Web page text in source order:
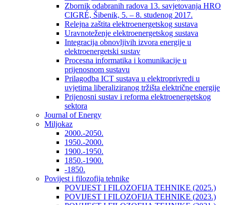
Zbornik odabranih radova 13. savjetovanja HRO
CIGRÉ, Šibenik, 5. – 8. studenog 2017.
Relejna zaštita elektroenergetskog sustava
Uravnoteženje elektroenergetskog sustava
Integracija obnovljivih izvora energije u
elektroenergetski sustav
Procesna informatika i komunikacije u
prijenosnom sustavu
Prilagodba ICT sustava u elektroprivredi u
uvjetima liberaliziranog tržišta električne energije
Prijenosni sustav i reforma elektroenergetskog
sektora
Journal of Energy
Miljokaz
2000.-2050.
1950.-2000.
1900.-1950.
1850.-1900.
-1850.
Povijest i filozofija tehnike
POVIJEST I FILOZOFIJA TEHNIKE (2025.)
POVIJEST I FILOZOFIJA TEHNIKE (2023.)